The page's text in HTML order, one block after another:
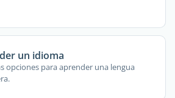
un idioma
opciones para aprender una lengua